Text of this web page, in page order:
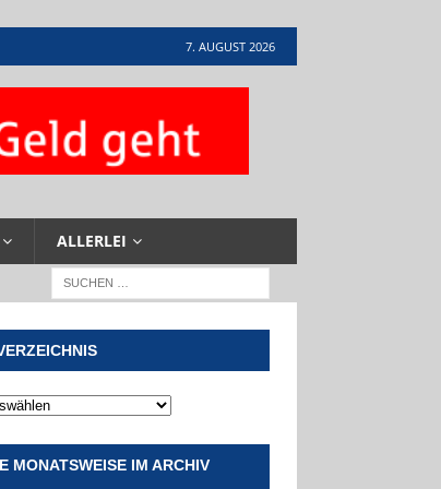
7. AUGUST 2026
ALLERLEI
MONATSWEISE IM ARCHIV